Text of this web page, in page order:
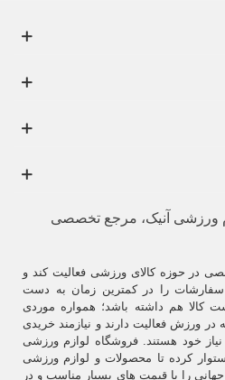
ورزشی آنیک، مرجع تخصصی
در حوزه کالای ورزشی فعالیت کند و
سفارشات را در کمترین زمان به دست
کالا هم داشته باشد؛ همواره موردی
در ورزش فعالیت دارند و نیازمند خریدی
خود هستند. فروشگاه لوازم ورزشی
کرده تا محصولات و لوازم ورزشی
جهانی را با قیمت های بسیار مناسب و در